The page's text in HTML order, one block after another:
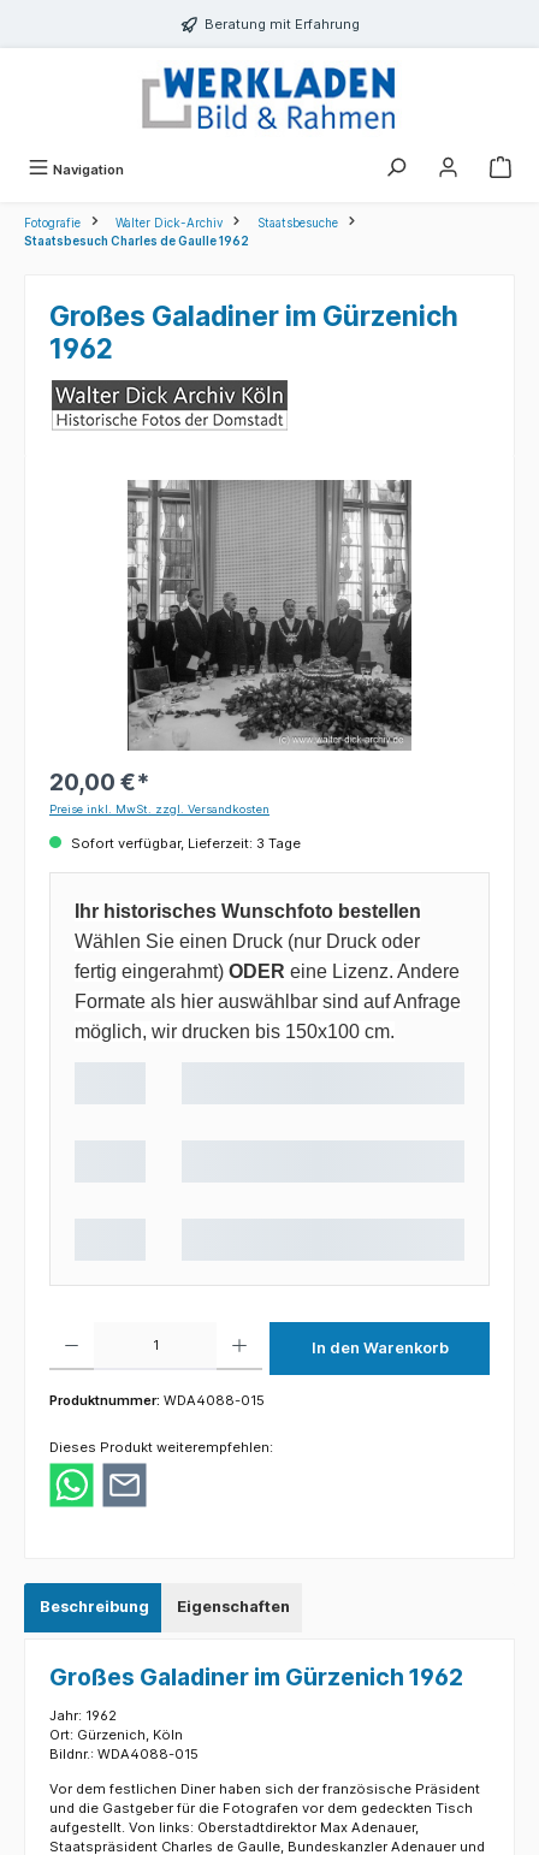
Beratung mit Erfahrung
Navigation
Fotografie Walter Dick-Archiv
Staatsbesuche
Staatsbesuch Charles de Gaulle 1962
Großes Galadiner im Gürzenich
1962
Bildergalerie überspringen
20,00 €*
Preise inkl. MwSt. zzgl. Versandkosten
Sofort verfügbar, Lieferzeit: 3 Tage
Ihr historisches Wunschfoto bestellen
Wählen Sie einen Druck (nur Druck oder
fertig eingerahmt) ODER eine Lizenz. Andere
Formate als hier auswählbar sind auf Anfrage
möglich, wir drucken bis 150x100 cm.
In den Warenkorb
Produktnummer: WDA4088-015
Dieses Produkt weiterempfehlen:
Beschreibung Eigenschaften
Großes Galadiner im Gürzenich 1962
Jahr: 1962
Ort: Gürzenich, Köln
Bildnr.: WDA4088-015
Vor dem festlichen Diner haben sich der französische Präsident
und die Gastgeber für die Fotografen vor dem gedeckten Tisch
aufgestellt. Von links: Oberstadtdirektor Max Adenauer,
Staatspräsident Charles de Gaulle, Bundeskanzler Adenauer und